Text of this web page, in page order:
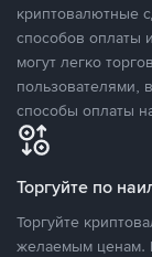
криптовалютные
способов оплаты
могут легко
способы оплаты
Торгуйте по
Торгуйте
желаемым ценам.